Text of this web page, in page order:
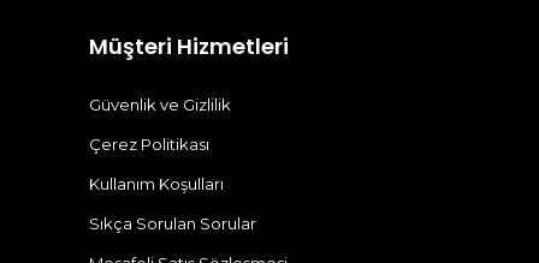
Müşteri Hizmetleri
Güvenlik ve Gizlilik
Çerez Politikası
Kullanım Koşulları
Sıkça Sorulan Sorular